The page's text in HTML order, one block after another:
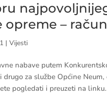
opreme –
|Vijesti
nabave putem
za službe Općine
pogledati i preuzeti na